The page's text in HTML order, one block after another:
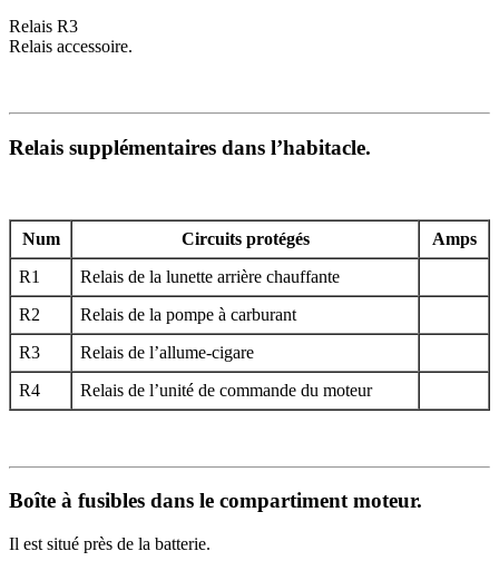
Relais R3
Relais accessoire.
Relais supplémentaires dans l’habitacle.
Num Circuits protégés
Amps
R1
Relais de la lunette arrière chauffante
R2
Relais de la pompe à carburant
R3
Relais de l’allume-cigare
R4
Relais de l’unité de commande du moteur
Boîte à fusibles dans le compartiment moteur.
Il est situé près de la batterie.